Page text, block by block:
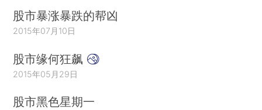
股市暴涨暴跌的帮凶
2015年07月10日
股市缘何狂飙
2015年05月29日
股市黑色星期一